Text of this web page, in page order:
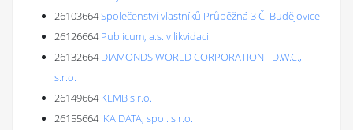
26103664Společenství vlastníků Průběžná 3 Č. Budějovice
26126664 Publicum, a.s. v likvidaci
26132664 DIAMONDS WORLD CORPORATION - D.W.C.,
s.r.o.
26149664 KLMB s.r.o.
26155664 IKA DATA, spol. s r.o.